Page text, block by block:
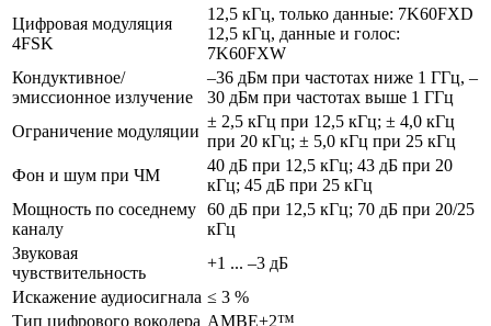
Цифровая модуляция
4FSK
12,5 кГц, только данные: 7K60FXD
12,5 кГц, данные и голос:
7K60FXW
Кондуктивное/
эмиссионное излучение
–36 дБм при частотах ниже 1 ГГц, –
30 дБм при частотах выше 1 ГГц
Ограничение модуляции
± 2,5 кГц при 12,5 кГц; ± 4,0 кГц
при 20 кГц; ± 5,0 кГц при 25 кГц
Фон и шум при ЧМ
40 дБ при 12,5 кГц; 43 дБ при 20
кГц; 45 дБ при 25 кГц
Мощность по соседнему
каналу
60 дБ при 12,5 кГц; 70 дБ при 20/25
кГц
Звуковая
чувствительность
+1 ... –3 дБ
Искажение аудиосигнала ≤ 3 %
Тип цифрового вокодера AMBE+2™